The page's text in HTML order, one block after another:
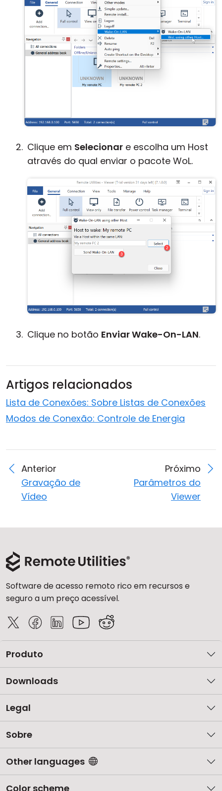
Clique em Selecionar e escolha um Host
através do qual enviar o pacote WoL.
Clique no botão Enviar Wake-On-LAN.
Artigos relacionados
Lista de Conexões: Sobre Listas de Conexões
Modos de Conexão: Controle de Energia
Anterior
Gravação de
Vídeo
Próximo
Parâmetros do
Viewer
Software de acesso remoto rico em recursos e
seguro a um preço acessível.
Produto
Downloads
Legal
Sobre
Other languages
Color scheme